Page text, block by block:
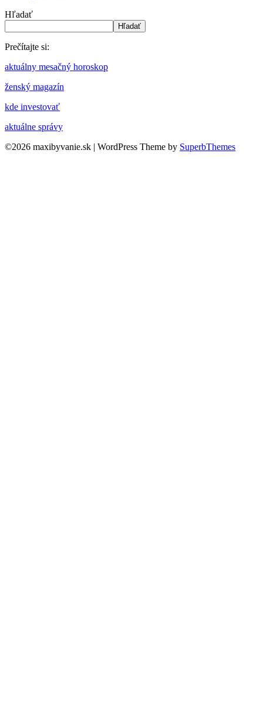
Hľadať
Hľadať
Prečítajte si:
aktuálny mesačný horoskop
ženský magazín
kde investovať
aktuálne správy
©2026 maxibyvanie.sk | WordPress Theme by SuperbThemes